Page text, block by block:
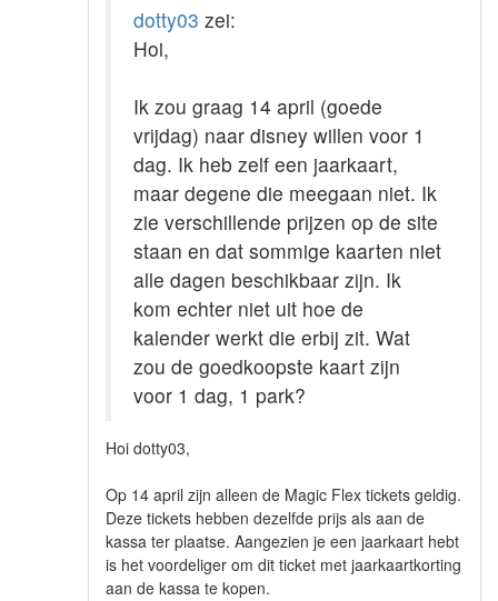
dotty03 zei:
Hoi,
Ik zou graag 14 april (goede
vrijdag) naar disney willen voor 1
dag. Ik heb zelf een jaarkaart,
maar degene die meegaan niet. Ik
zie verschillende prijzen op de site
staan en dat sommige kaarten niet
alle dagen beschikbaar zijn. Ik
kom echter niet uit hoe de
kalender werkt die erbij zit. Wat
zou de goedkoopste kaart zijn
voor 1 dag, 1 park?
Hoi dotty03,
Op 14 april zijn alleen de Magic Flex tickets geldig.
Deze tickets hebben dezelfde prijs als aan de
kassa ter plaatse. Aangezien je een jaarkaart hebt
is het voordeliger om dit ticket met jaarkaartkorting
aan de kassa te kopen.